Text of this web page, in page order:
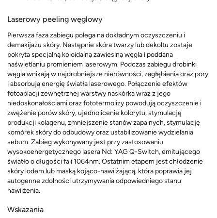
Laserowy peeling węglowy
Pierwsza faza zabiegu polega na dokładnym oczyszczeniu i
demakijażu skóry. Następnie skóra twarzy lub dekoltu zostaje
pokryta specjalną koloidalną zawiesiną węgla i poddana
naświetlaniu promieniem laserowym. Podczas zabiegu drobinki
węgla wnikają w najdrobniejsze nierówności, zagłębienia oraz pory
i absorbują energię światła laserowego. Połączenie efektów
fotoablacji zewnętrznej warstwy naskórka wraz z jego
niedoskonałościami oraz fototermolizy powodują oczyszczenie i
zwężenie porów skóry, ujednolicenie kolorytu, stymulację
produkcji kolagenu, zmniejszenie stanów zapalnych, stymulację
komórek skóry do odbudowy oraz ustabilizowanie wydzielania
sebum.Zabieg wykonywany jest przy zastosowaniu
wysokoenergetycznego lasera Nd: YAG Q-Switch, emitującego
światło o długości fali 1064nm.Ostatnim etapem jest chłodzenie
skóry lodem lub maską kojąco-nawilżającą, która poprawia jej
autogenne zdolności utrzymywania odpowiedniego stanu
nawilżenia.
Wskazania